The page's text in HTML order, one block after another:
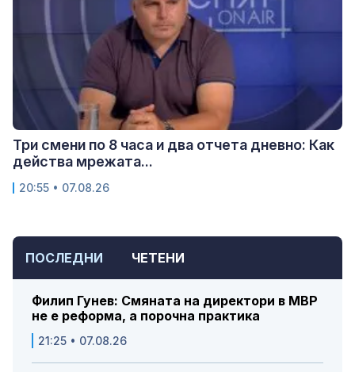
ПОСЛЕДНИ ЧЕТЕНИ
Филип Гунев: Смяната на директори в МВР
не е реформа, а порочна практика
21:25 • 07.08.26
Три смени по 8 часа и два отчета дневно: Как
действа мрежата...
20:55 • 07.08.26